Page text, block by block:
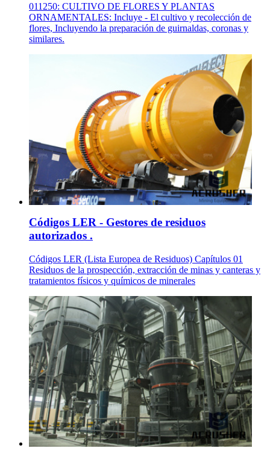
011250: CULTIVO DE FLORES Y PLANTAS
ORNAMENTALES: Incluye - El cultivo y recolección de
flores, Incluyendo la preparación de guirnaldas, coronas y
similares.
Códigos LER - Gestores de residuos
autorizados .
Códigos LER (Lista Europea de Residuos) Capítulos 01
Residuos de la prospección, extracción de minas y canteras y
tratamientos físicos y químicos de minerales